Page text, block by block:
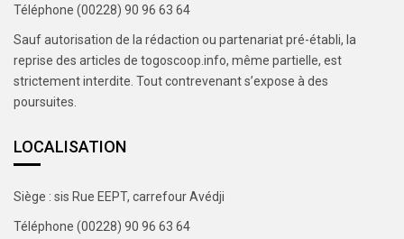
Téléphone (00228) 90 96 63 64
Sauf autorisation de la rédaction ou partenariat pré-établi, la
reprise des articles de togoscoop.info, même partielle, est
strictement interdite. Tout contrevenant s’expose à des
poursuites.
LOCALISATION
Siège : sis Rue EEPT, carrefour Avédji
Téléphone (00228) 90 96 63 64